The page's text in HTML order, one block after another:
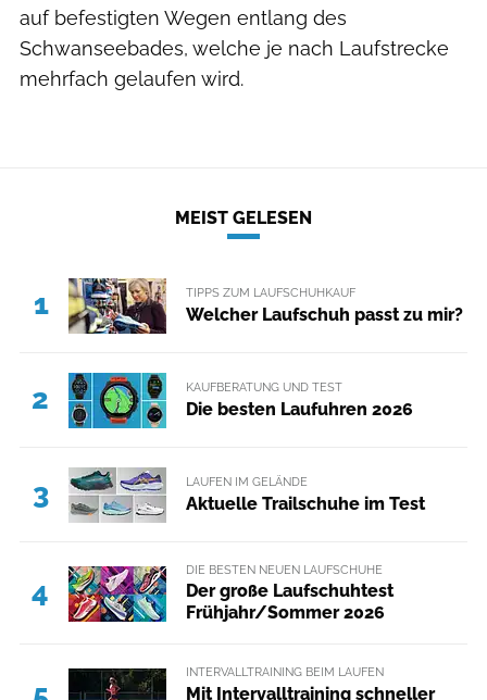
auf befestigten Wegen entlang des
Schwanseebades, welche je nach Laufstrecke
mehrfach gelaufen wird.
MEIST GELESEN
1 TIPPS ZUM LAUFSCHUHKAUF
Welcher Laufschuh passt zu mir?
2 KAUFBERATUNG UND TEST
Die besten Laufuhren 2026
3 LAUFEN IM GELÄNDE
Aktuelle Trailschuhe im Test
4
DIE BESTEN NEUEN LAUFSCHUHE
Der große Laufschuhtest
Frühjahr/Sommer 2026
INTERVALLTRAINING BEIM LAUFEN
Mit Intervalltraining schneller